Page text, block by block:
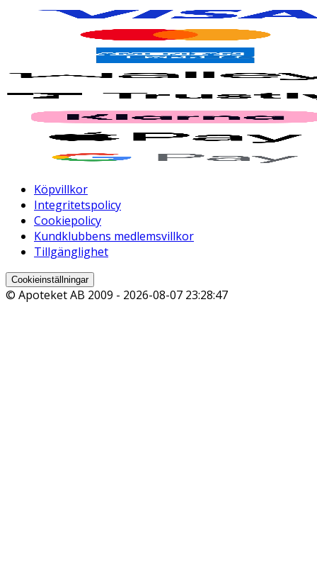
Köpvillkor
Integritetspolicy
Cookiepolicy
Kundklubbens medlemsvillkor
Tillgänglighet
Cookieinställningar
© Apoteket AB 2009 - 2026-08-07 23:28:47